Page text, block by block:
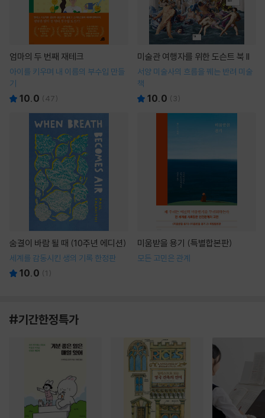
엄마의 두 번째 재테크
아이를 키우며 내 이름의 부수입 만들
기
10.0 (47)
미술관 여행자를 위한 도슨트 북 II
서양 미술사의 흐름을 꿰는 반려 미술
책
10.0 ( 3)
숨결이 바람 될 때 (10주년 에디션)
세계를 감동시킨 생의 기록 한정판
10.0 (1 )
미움받을 용기 (특별합본판)
모든 고민은 관계
#기간한정특가